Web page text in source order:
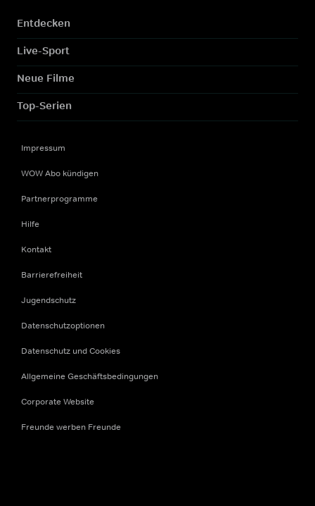
Entdecken
Live-Sport
Neue Filme
Top-Serien
Impressum
WOW Abo kündigen
Partnerprogramme
Hilfe
Kontakt
Barrierefreiheit
Jugendschutz
Datenschutzoptionen
Datenschutz und Cookies
Allgemeine Geschäftsbedingungen
Corporate Website
Freunde werben Freunde